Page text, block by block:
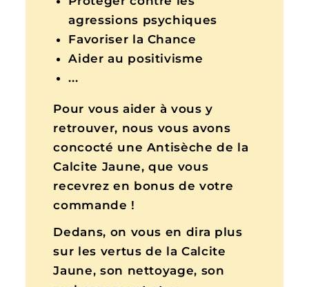
agressions psychiques
Favoriser la Chance
Aider au positivisme
...
Pour vous aider à vous y
retrouver, nous vous avons
concocté une Antisèche de la
Calcite Jaune, que vous
recevrez en bonus de votre
commande !
Dedans, on vous en dira plus
sur les vertus de la Calcite
Jaune, son nettoyage, son